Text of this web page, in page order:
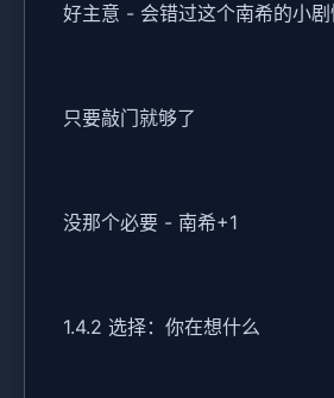
好主意 - 会错过这个南希的小
只要敲门就够了
没那个必要 - 南希+1
1.4.2 选择：你在想什么